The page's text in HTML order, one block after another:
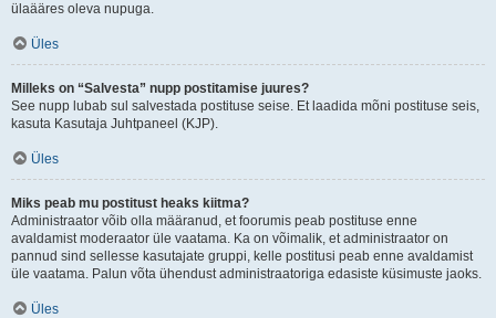
ülaääres oleva nupuga.
Üles
Milleks on “Salvesta” nupp postitamise juures?
See nupp lubab sul salvestada postituse seise. Et laadida mõni postituse seis,
kasuta Kasutaja Juhtpaneel (KJP).
Üles
Miks peab mu postitust heaks kiitma?
Administraator võib olla määranud, et foorumis peab postituse enne
avaldamist moderaator üle vaatama. Ka on võimalik, et administraator on
pannud sind sellesse kasutajate gruppi, kelle postitusi peab enne avaldamist
üle vaatama. Palun võta ühendust administraatoriga edasiste küsimuste jaoks.
Üles